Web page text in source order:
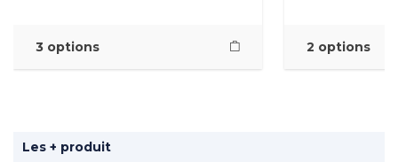
3 options 2 options
Les + produit